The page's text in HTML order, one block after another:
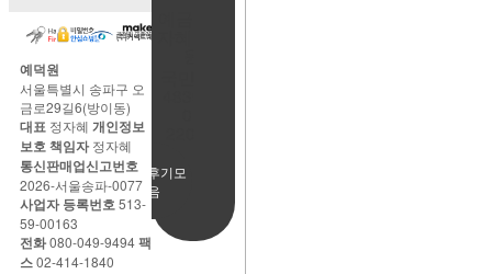
사용후기모
음
예덕원
서울특별시 송파구 오
금로29길6(방이동)
대표 정자혜 개인정보
보호 책임자정자혜
통신판매업신고번호
2026-서울송파-0077
사업자 등록번호513-
59-00163
전화080-049-9494팩
스02-414-1840